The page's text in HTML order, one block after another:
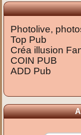
Photolive,
Top Pub
Créa illusion
COIN PUB
ADD Pub